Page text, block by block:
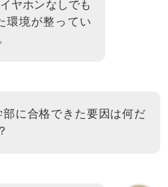
ヤホンなしでも
環境が整ってい
部に合格できた要因は何だ